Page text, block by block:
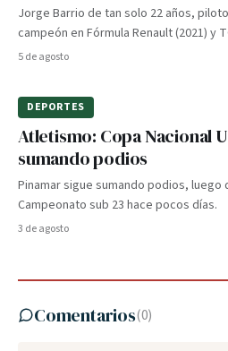
Jorge Barrio de tan solo 22 años,
campeón en Fórmula Renault (2021) y
5 de agosto
DEPORTES
Atletismo: Copa Nacional
sumando podios
Pinamar sigue sumando podios, luego
Campeonato sub 23 hace pocos días.
3 de agosto
Comentarios(0)